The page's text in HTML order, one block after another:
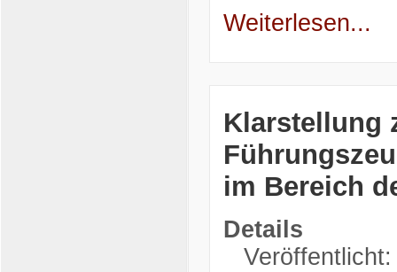
Weiterlesen...
Klarstellung
im Bereich
Details